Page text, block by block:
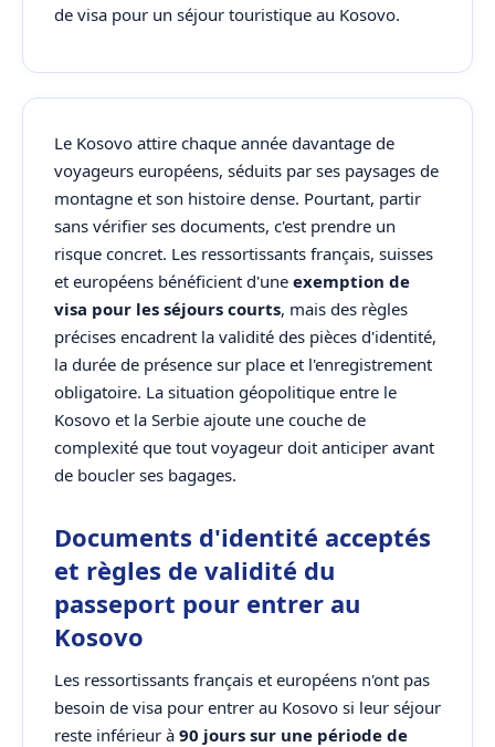
de visa pour un séjour touristique au Kosovo.
Le Kosovo attire chaque année davantage de
voyageurs européens, séduits par ses paysages de
montagne et son histoire dense. Pourtant, partir
sans vérifier ses documents, c'est prendre un
risque concret. Les ressortissants français, suisses
et européens bénéficient d'une exemption de
visa pour les séjours courts, mais des règles
précises encadrent la validité des pièces d'identité,
la durée de présence sur place et l'enregistrement
obligatoire. La situation géopolitique entre le
Kosovo et la Serbie ajoute une couche de
complexité que tout voyageur doit anticiper avant
de boucler ses bagages.
Documents d'identité acceptés
et règles de validité du
passeport pour entrer au
Kosovo
Les ressortissants français et européens n'ont pas
besoin de visa pour entrer au Kosovo si leur séjour
reste inférieur à 90 jours sur une période de